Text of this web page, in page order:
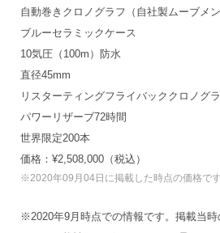
自動巻きクロノグラフ（自社製ムーブメン
ブルーセラミックケース
10気圧（100m）防水
直径45mm
リスターティングフライバッククロノグ
パワーリザーブ72時間
世界限定200本
価格：¥2,508,000（税込）
※2020年09月04日に掲載した時点の価格です
※2020年9月時点での情報です。掲載当